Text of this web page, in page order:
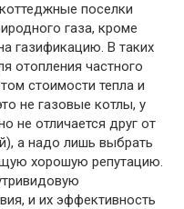
поселки
газа, кроме
газификацию. В таких
отопления частного
стоимости тепла и
не газовые котлы, у
не отличается друг от
а надо лишь выбрать
хорошую репутацию.
и их эффективность